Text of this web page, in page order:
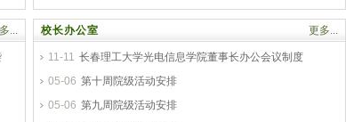
... 校长办公室 更多...
11-11 长春理工大学光电信息学院董事长办公会议制度
05-06 第十周院级活动安排
05-06 第九周院级活动安排